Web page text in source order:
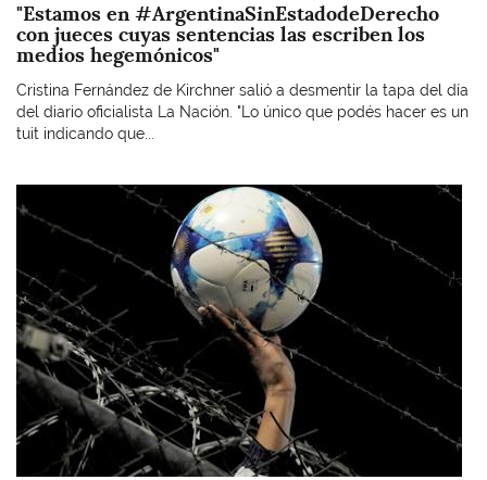
"Estamos en #ArgentinaSinEstadodeDerecho
con jueces cuyas sentencias las escriben los
medios hegemónicos"
Cristina Fernández de Kirchner salió a desmentir la tapa del día
del diario oficialista La Nación. "Lo único que podés hacer es un
tuit indicando que...